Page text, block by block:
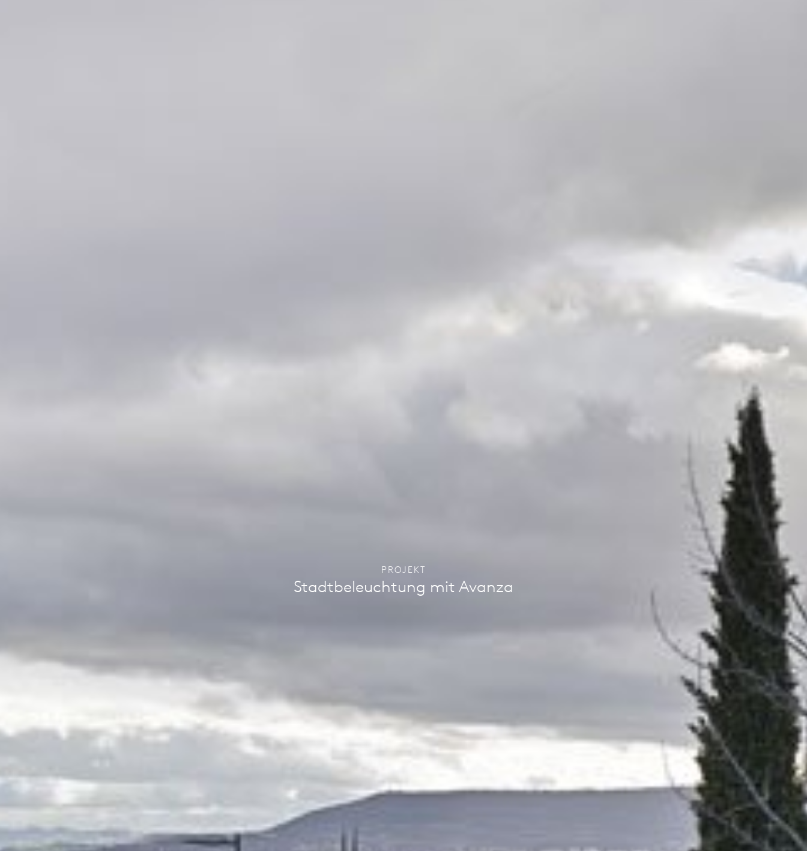
Stadtbeleuchtung mit Avanza
PROJEKT